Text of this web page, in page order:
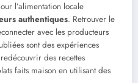
l’alimentation locale
authentiques. Retrouver le
avec les producteurs
sont des expériences
des recettes
faits maison en utilisant des